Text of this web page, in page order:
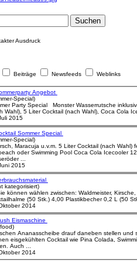
Suchen
Ausdruck
Beiträge Newsfeeds Weblinks
Angebot
Special)
Monster Wasserrutsche inklusive Slusheismaschine, 5 Liter Slusheis
(nach Wahl), 5 Liter Cocktail (nach Wahl), Coca Cola
2015
Sommer Special
Special)
... Kirsch, Maracuja u.v.m. 5 Liter Cocktail
the beach oder Swimming Pool Coca Cola Icecooler 12 Cocktailgläser + Bonus 1 Kiste
...
2015
kategorisiert)
Sie können wählen zwischen: Waldmeister,
2014
Eismaschine
Ananasscheibe drauf daneben stellen
eisgekühlten Cocktail wie Pina Colada,
zapfen. Auch ...
2014